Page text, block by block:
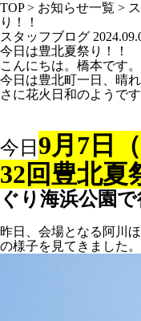
TOP> お知らせ一覧 >
り！！
スタッフブログ
今日は豊北夏祭り！！
こんにちは。橋本です。
今日は豊北町一日、晴
さに花火日和のようです
今日 9月7日
32回豊北夏
ぐり海浜公園
昨日、会場となる阿川
の様子を見てきました。